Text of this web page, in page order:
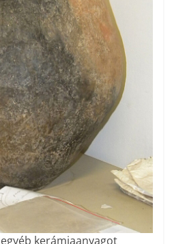
kerámiaanyagot